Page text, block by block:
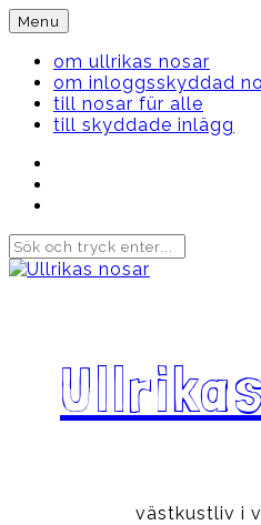
Skip
to
content
Menu
om ullrikas nosar
om inloggsskyddad
till nosar für alle
till skyddade inlägg
västkustliv i